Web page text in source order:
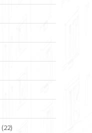
(22)